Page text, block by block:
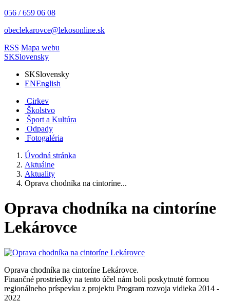
056 / 659 06 08
obeclekarovce@lekosonline.sk
RSS Mapa webu
SKSlovensky
SKSlovensky
ENEnglish
Cirkev
Školstvo
Šport a Kultúra
Odpady
Fotogaléria
Úvodná stránka
Aktuálne
Aktuality
Oprava chodníka na cintoríne...
Oprava chodníka na cintoríne
Lekárovce
Oprava chodníka na cintoríne Lekárovce.
Finančné prostriedky na tento účel nám boli poskytnuté formou
regionálneho príspevku z projektu Program rozvoja vidieka 2014 -
2022